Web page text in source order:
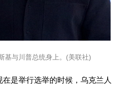
基与川普总统身上。(美联社)
是举行选举的时候，乌克兰人